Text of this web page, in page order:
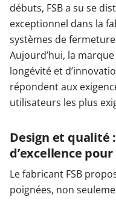
débuts, FSB a su se
exceptionnel dans la
systèmes de
Aujourd’hui, la
longévité et
répondent aux
utilisateurs les plus
Design et qualité
d’excellence
Le fabricant FSB
poignées, non